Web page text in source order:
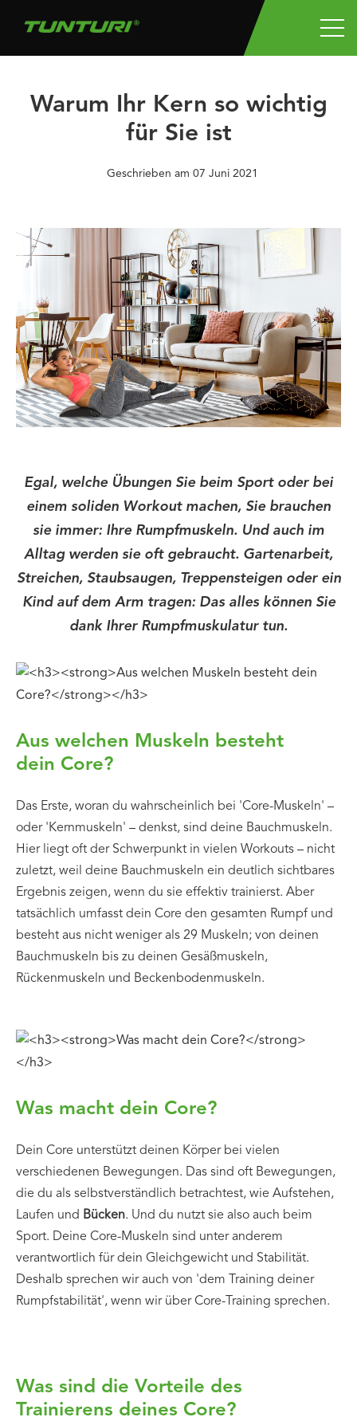
Warum Ihr Kern so wichtig
für Sie ist
Geschrieben am 07 Juni 2021
Egal, welche Übungen Sie beim Sport oder bei
einem soliden Workout machen, Sie brauchen
sie immer: Ihre Rumpfmuskeln. Und auch im
Alltag werden sie oft gebraucht. Gartenarbeit,
Streichen, Staubsaugen, Treppensteigen oder ein
Kind auf dem Arm tragen: Das alles können Sie
dank Ihrer Rumpfmuskulatur tun.
Aus welchen Muskeln besteht
dein Core?
Das Erste, woran du wahrscheinlich bei 'Core-Muskeln' –
oder 'Kernmuskeln' – denkst, sind deine Bauchmuskeln.
Hier liegt oft der Schwerpunkt in vielen Workouts – nicht
zuletzt, weil deine Bauchmuskeln ein deutlich sichtbares
Ergebnis zeigen, wenn du sie effektiv trainierst. Aber
tatsächlich umfasst dein Core den gesamten Rumpf und
besteht aus nicht weniger als 29 Muskeln; von deinen
Bauchmuskeln bis zu deinen Gesäßmuskeln,
Rückenmuskeln und Beckenbodenmuskeln.
Was macht dein Core?
Dein Core unterstützt deinen Körper bei vielen
verschiedenen Bewegungen. Das sind oft Bewegungen,
die du als selbstverständlich betrachtest, wie Aufstehen,
Laufen und Bücken. Und du nutzt sie also auch beim
Sport. Deine Core-Muskeln sind unter anderem
verantwortlich für dein Gleichgewicht und Stabilität.
Deshalb sprechen wir auch von 'dem Training deiner
Rumpfstabilität', wenn wir über Core-Training sprechen.
Was sind die Vorteile des
Trainierens deines Core?